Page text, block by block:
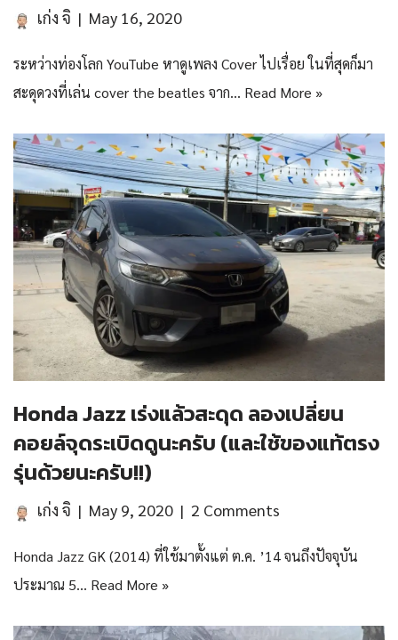
เก่ง จิ May 16, 2020
ระหว่างท่องโลก YouTube หาดูเพลง Cover ไปเรื่อย ในที่สุดก็มา
สะดุดวงที่เล่น cover the beatles จาก… Read More »
Honda Jazz เร่งแล้วสะดุด ลองเปลี่ยน
คอยล์จุดระเบิดดูนะครับ (และใช้ของแท้ตรง
รุ่นด้วยนะครับ!!)
เก่ง จิ May 9, 2020 2 Comments
Honda Jazz GK (2014) ที่ใช้มาตั้งแต่ ต.ค. ’14 จนถึงปัจจุบัน
ประมาณ 5… Read More »